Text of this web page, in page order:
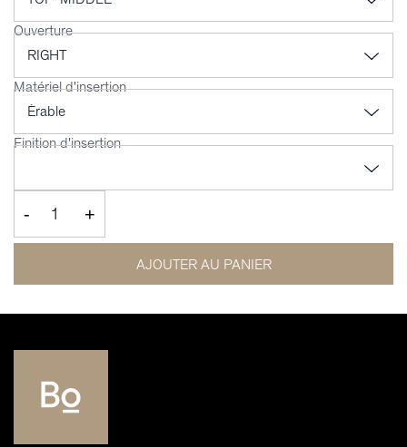
Ouverture
Matériel d'insertion
Finition d'insertion
- +
AJOUTER AU PANIER